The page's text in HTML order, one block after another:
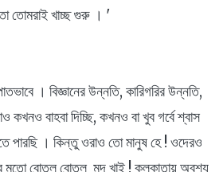
তো তোমরাই খাচ্ছ গুরু । '
। বিজ্ঞানের উন্নতি, কারিগরির উন্নতি,
বাহবা দিচ্ছি, কখনও বা খুব গর্বে শ্বাস
পারছি । কিন্তু ওরাও তো মানুষ হে ! ওদেরও
মতো বোতল বোতল মদ খাই ! কলকাতায় অবশ্য